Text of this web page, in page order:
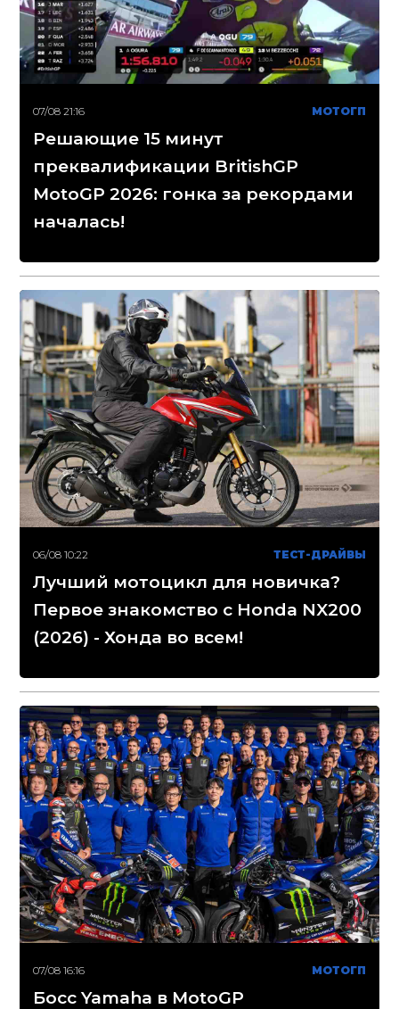
07/08 21:16 МОТОГП
Решающие 15 минут
преквалификации BritishGP
MotoGP 2026: гонка за рекордами
началась!
06/08 10:22 ТЕСТ-ДРАЙВЫ
Лучший мотоцикл для новичка?
Первое знакомство с Honda NX200
(2026) - Хонда во всем!
07/08 16:16 МОТОГП
Босс Yamaha в MotoGP